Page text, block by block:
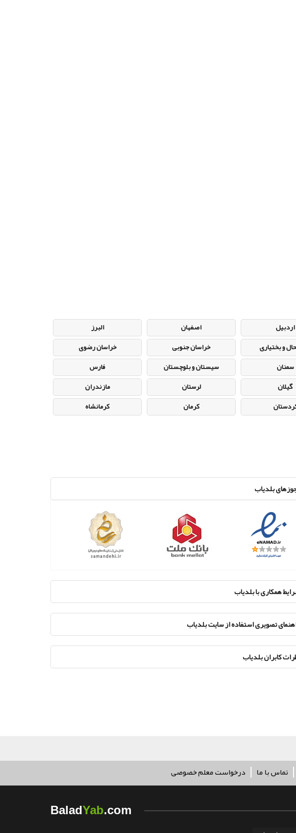
اردبیل اصفهان
البرز
و بختیاری خراسان جنوبی
خراسان رضوی
سمنان سیستان و بلوچستان
فارس
گیلان لرستان
مازندران
کرمان
کرمانشاه
بلدیاب
همکاری با بلدیاب
تصویری استفاده از سایت بلدیاب
کابران بلدیاب
تماس با ما درخواست معلم خصوصی
BaladYab.com